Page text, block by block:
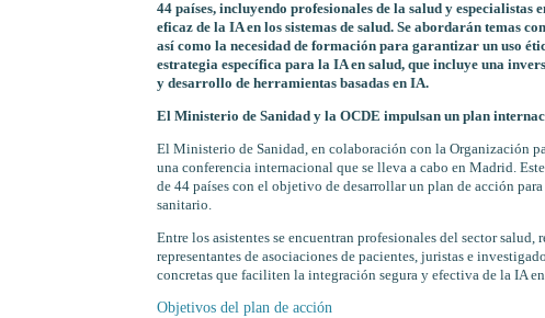
44 países, incluyendo profesionales de la salud y
eficaz de la IA en los sistemas de salud. Se abordarán temas
así como la necesidad de formación para garantizar un uso
estrategia específica para la IA en salud, que incluye una
y desarrollo de herramientas basadas en IA.
El Ministerio de Sanidad y la OCDE impulsan un plan
El Ministerio de Sanidad, en colaboración con la Organización
una conferencia internacional que se lleva a cabo en Madrid.
de 44 países con el objetivo de desarrollar un plan de acción
sanitario.
Entre los asistentes se encuentran profesionales del sector
representantes de asociaciones de pacientes, juristas e
concretas que faciliten la integración segura y efectiva de la IA en
Objetivos del plan de acción